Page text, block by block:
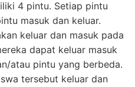
4 pintu. Setiap pintu
masuk dan keluar.
keluar dan masuk pada
dapat keluar masuk
atau pintu yang berbeda.
tersebut keluar dan